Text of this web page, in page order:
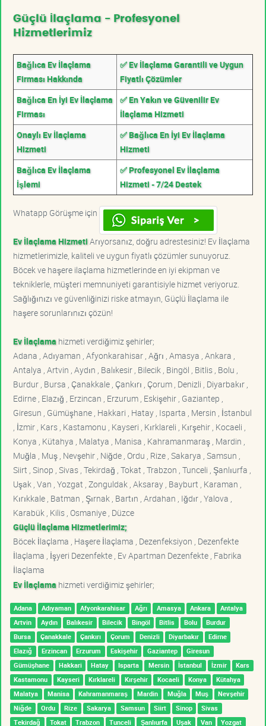
Güçlü İlaçlama - Profesyonel
Hizmetlerimiz
Bağlıca Ev İlaçlama
Firması Hakkında
✅ Ev İlaçlama Garantili ve Uygun
Fiyatlı Çözümler
Bağlıca En İyi Ev İlaçlama
Firması
✅ En Yakın ve Güvenilir Ev
İlaçlama Hizmeti
Onaylı Ev İlaçlama
Hizmeti
✅ Bağlıca En İyi Ev İlaçlama
Hizmeti
Bağlıca Ev İlaçlama
İşlemi
✅ Profesyonel Ev İlaçlama
Hizmeti - 7/24 Destek
Whatapp Görüşme için
Ev İlaçlama HizmetiArıyorsanız, doğru adrestesiniz! Ev İlaçlama
hizmetlerimizle, kaliteli ve uygun fiyatlı çözümler sunuyoruz.
Böcek ve haşere ilaçlama hizmetlerinde en iyi ekipman ve
tekniklerle, müşteri memnuniyeti garantisiyle hizmet veriyoruz.
Sağlığınızı ve güvenliğinizi riske atmayın, Güçlü İlaçlama ile
haşere sorunlarınızı çözün!
Ev İlaçlama hizmeti verdiğimiz şehirler;
Adana , Adıyaman , Afyonkarahisar , Ağrı , Amasya , Ankara ,
Antalya , Artvin , Aydın , Balıkesir , Bilecik , Bingöl , Bitlis , Bolu ,
Burdur , Bursa , Çanakkale , Çankırı , Çorum , Denizli , Diyarbakır ,
Edirne , Elazığ , Erzincan , Erzurum , Eskişehir , Gaziantep ,
Giresun , Gümüşhane , Hakkari , Hatay , Isparta , Mersin , İstanbul
, İzmir , Kars , Kastamonu , Kayseri , Kırklareli , Kırşehir , Kocaeli ,
Konya , Kütahya , Malatya , Manisa , Kahramanmaraş , Mardin ,
Muğla , Muş , Nevşehir , Niğde , Ordu , Rize , Sakarya , Samsun ,
Siirt , Sinop , Sivas , Tekirdağ , Tokat , Trabzon , Tunceli , Şanlıurfa ,
Uşak , Van , Yozgat , Zonguldak , Aksaray , Bayburt , Karaman ,
Kırıkkale , Batman , Şırnak , Bartın , Ardahan , Iğdır , Yalova ,
Karabük , Kilis , Osmaniye , Düzce
Güçlü İlaçlama Hizmetlerimiz;
Böcek İlaçlama , Haşere İlaçlama , Dezenfeksiyon , Dezenfekte
İlaçlama , İşyeri Dezenfekte , Ev Apartman Dezenfekte , Fabrika
İlaçlama
Ev İlaçlama hizmeti verdiğimiz şehirler;
Adana Adıyaman Afyonkarahisar Ağrı Amasya Ankara
Antalya
Artvin
Aydın Balıkesir Bilecik Bingöl Bitlis Bolu
Burdur
Bursa
Çanakkale Çankırı Çorum Denizli Diyarbakır
Edirne
Elazığ
Erzincan Erzurum Eskişehir Gaziantep
Giresun
Gümüşhane
Hakkari Hatay Isparta Mersin İstanbul İzmir
Kars
Kastamonu
Kayseri Kırklareli Kırşehir Kocaeli Konya
Kütahya
Malatya
Manisa Kahramanmaraş Mardin Muğla Muş
Nevşehir
Niğde
Ordu Rize Sakarya Samsun Siirt Sinop
Sivas
Tekirdağ
Tokat Trabzon Tunceli Şanlıurfa Uşak Van Yozgat